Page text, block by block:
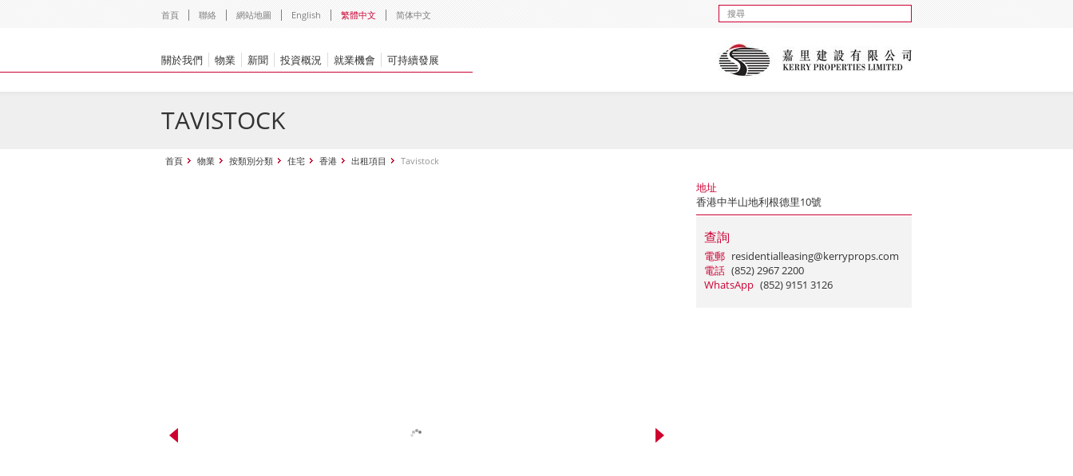
首頁 聯絡 網站地圖 English 繁體中文 简体中文
關於我們 物業 新聞 投資概況 就業機會 可持續發展
TAVISTOCK
首頁 物業 按類別分類 住宅 香港 出租項目 Tavistock
地址
香港中半山地利根德里10號
查詢
電郵 residentialleasing@kerryprops.com
電話 (852) 2967 2200
WhatsApp (852) 9151 3126